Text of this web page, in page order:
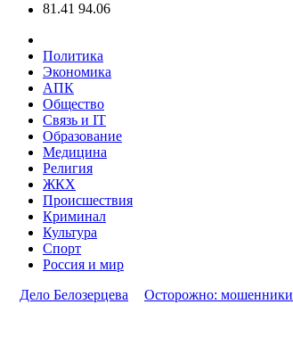
81.41 94.06
Политика
Экономика
АПК
Общество
Связь и IT
Образование
Медицина
Религия
ЖКХ
Происшествия
Криминал
Культура
Спорт
Россия и мир
Дело Белозерцева
Осторожно: мошенники